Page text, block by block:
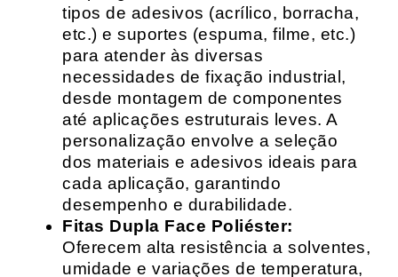
tipos de adesivos (acrílico, borracha,
etc.) e suportes (espuma, filme, etc.)
para atender às diversas
necessidades de fixação industrial,
desde montagem de componentes
até aplicações estruturais leves. A
personalização envolve a seleção
dos materiais e adesivos ideais para
cada aplicação, garantindo
desempenho e durabilidade.
Fitas Dupla Face Poliéster:
Oferecem alta resistência a solventes,
umidade e variações de temperatura,